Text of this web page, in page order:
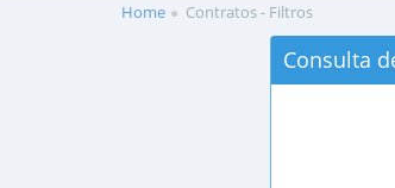
Home Contratos - Filtros
Consulta